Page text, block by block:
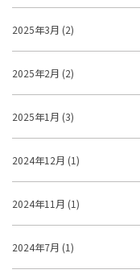
2025年3月 (2)
2025年2月 (2)
2025年1月 (3)
2024年12月 (1)
2024年11月 (1)
2024年7月 (1)